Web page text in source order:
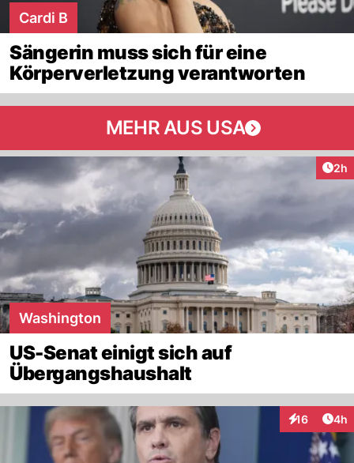
Cardi B
Sängerin muss sich für eine
Körperverletzung verantworten
MEHR AUS USA
2h
Washington
US-Senat einigt sich auf
Übergangshaushalt
16
Interaktionen
4h